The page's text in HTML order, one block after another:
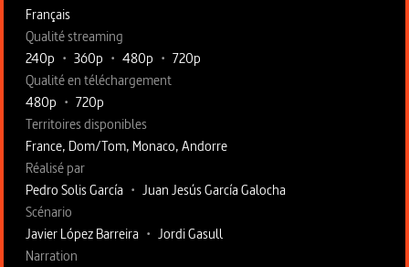
Français
Qualité streaming
240p • 360p • 480p • 720p
Qualité en téléchargement
480p • 720p
Territoires disponibles
France, Dom/Tom, Monaco, Andorre
Fiche technique section droite
Réalisé par
Pedro Solis García • Juan Jesús García Galocha
Scénario
Javier López Barreira • Jordi Gasull
Narration